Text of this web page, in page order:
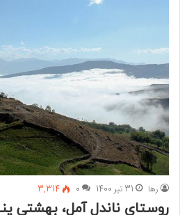
رها 31 تیر 1400 0
3,314
روستای ناندل آمل، بهشتی